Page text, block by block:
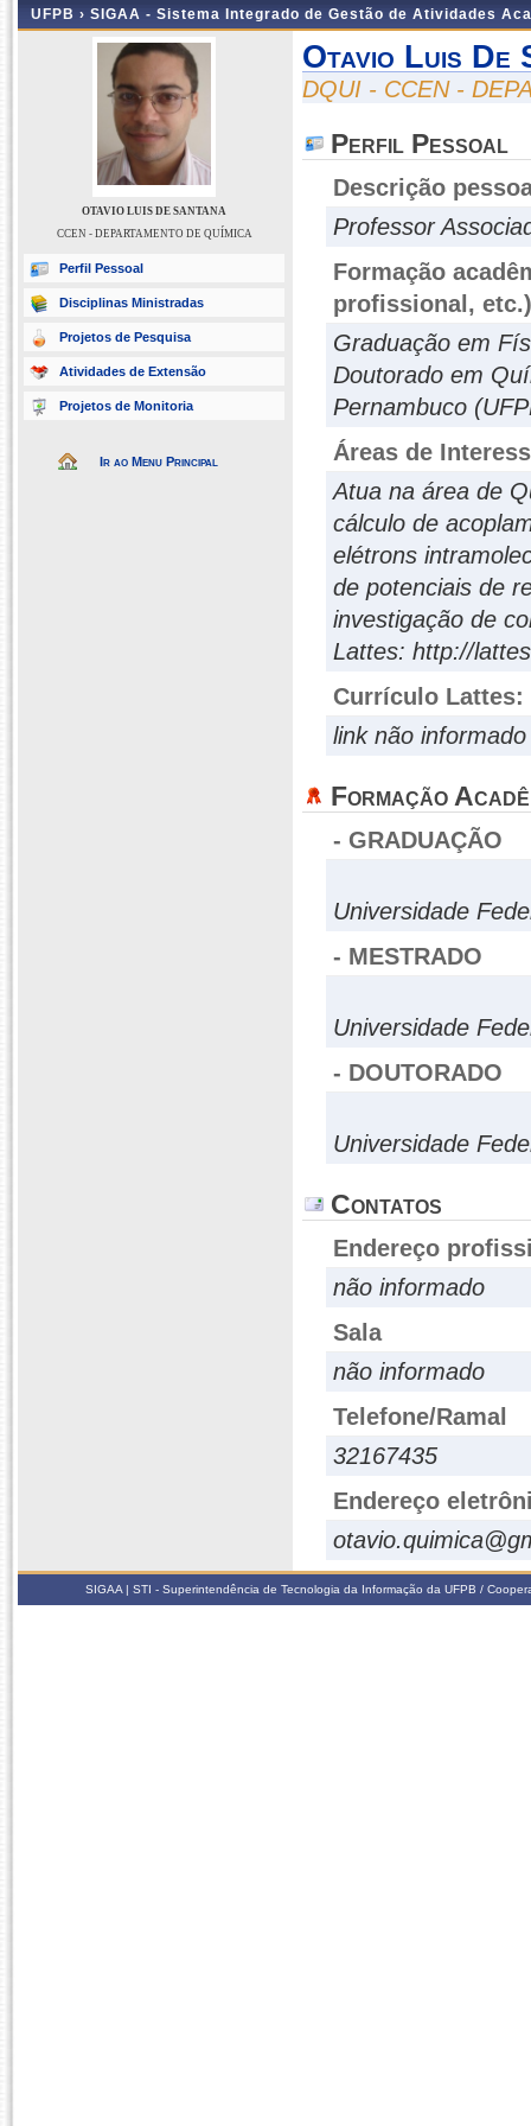
UFPB › SIGAA - Sistema Integrado de Gestão de Atividades
OTAVIO LUIS DE SANTANA
CCEN - DEPARTAMENTO DE QUÍMICA
Perfil Pessoal
Disciplinas Ministradas
Projetos de Pesquisa
Atividades de Extensão
Projetos de Monitoria
Ir ao Menu Principal
Otavio Luis De
DQUI - CCEN -
Perfil Pessoal
Descrição
Professor
Formação
profissional, etc.)
Graduação em
Doutorado em
Pernambuco
Áreas de
Atua na área de
cálculo de
elétrons
de potenciais de
investigação de
Lattes: http://
Currículo Lattes:
link não informado
Formação
- GRADUAÇÃO
Universidade
- MESTRADO
Universidade
- DOUTORADO
Universidade
Contatos
Endereço
não informado
Sala
não informado
Telefone/Ramal
32167435
Endereço
SIGAA | STI - Superintendência de Tecnologia da Informação da UFPB /